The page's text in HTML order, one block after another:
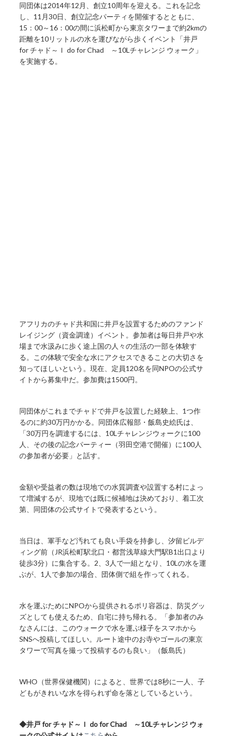
同団体は2014年12月、創立10周年を迎える。これを記念
し、11月30日、創立記念パーティを開催するとともに、
15：00～16：00の間に浜松町から東京タワーまで約2kmの
距離を10リットルの水を運びながら歩くイベント「井戸
for チャド～Ｉ do for Chad ～10Lチャレンジ ウォーク」
を実施する。
アフリカのチャド共和国に井戸を設置するためのファンド
レイジング（資金調達）イベント。参加者は毎日井戸や水
場まで水汲みに歩く途上国の人々の生活の一部を体験す
る。この体験で安全な水にアクセスできることの大切さを
知ってほしいという。現在、定員120名を同NPOの公式サ
イトから募集中だ。参加費は1500円。
同団体がこれまでチャドで井戸を設置した経験上、1つ作
るのに約30万円かかる。同団体広報部・飯島史絵氏は、
「30万円を調達するには、10Lチャレンジウォークに100
人、その後の記念パーティー（羽田空港で開催）に100人
の参加者が必要」と話す。
金額や受益者の数は現地での水質調査や設置する村によっ
て増減するが、現地では既に候補地は決めており、着工次
第、同団体の公式サイトで発表するという。
当日は、軍手など汚れても良い手袋を持参し、汐留ビルデ
ィング前（JR浜松町駅北口・都営浅草線大門駅B1出口より
徒歩3分）に集合する。2、3人で一組となり、10Lの水を運
ぶが、1人で参加の場合、団体側で組を作ってくれる。
水を運ぶためにNPOから提供されるポリ容器は、防災グッ
ズとしても使えるため、自宅に持ち帰れる。「参加者のみ
なさんには、このウォークで水を運ぶ様子をスマホから
SNSへ投稿してほしい。ルート途中のお寺やゴールの東京
タワーで写真を撮って投稿するのも良い」（飯島氏）
WHO（世界保健機関）によると、世界では8秒に一人、子
どもがきれいな水を得られず命を落としているという。
◆井戸 for チャド～Ｉ do for Chad ～10Lチャレンジ ウォ